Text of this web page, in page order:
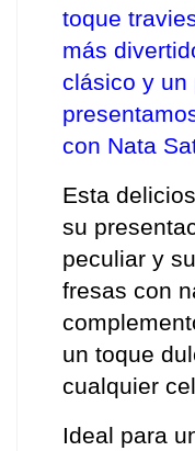
toque
más
clásico y un
con Nata
Esta
su
peculiar y
fresas con
un toque
cualquier
Ideal para